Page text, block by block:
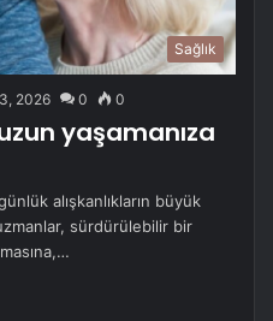
Sağlık
2026 0 0
yaşamanıza
alışkanlıkların büyük
sürdürülebilir bir